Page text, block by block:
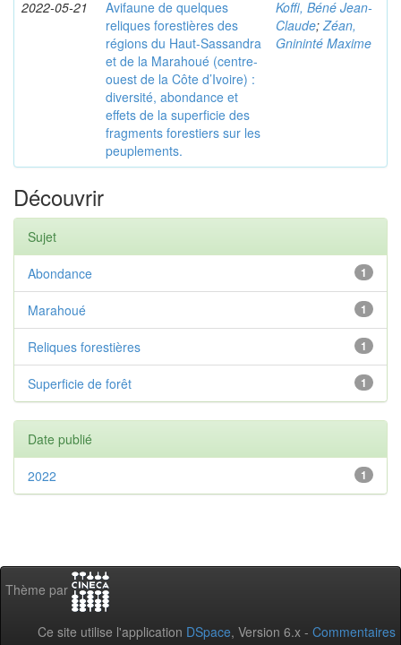
2022-05-21
Avifaune de quelques
reliques forestières des
régions du Haut-Sassandra
et de la Marahoué (centre-
ouest de la Côte d’Ivoire) :
diversité, abondance et
effets de la superficie des
fragments forestiers sur les
peuplements.
Koffi, Béné Jean-
Claude; Zéan,
Gnininté Maxime
Découvrir
Sujet
1
Abondance
1
Marahoué
1
Reliques forestières
1
Superficie de forêt
Date publié
1
2022
Thème par
Ce site utilise l'application DSpace, Version 6.x - Commentaires